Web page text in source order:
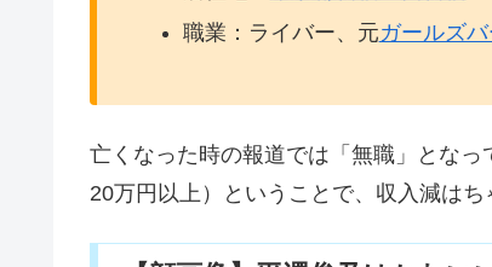
職業：ライバー、元ガールズ
亡くなった時の報道では「無職」とな
20万円以上）ということで、収入減はち